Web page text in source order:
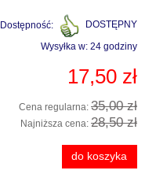
Dostępność:
DOSTĘPNY
Wysyłka w: 24 godziny
17,50 zł
Cena regularna: 35,00 zł
Najniższa cena: 28,50 zł
do koszyka